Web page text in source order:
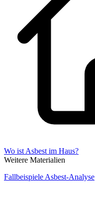
Wo ist Asbest im Haus?
Weitere Materialien
Fallbeispiele Asbest-Analyse